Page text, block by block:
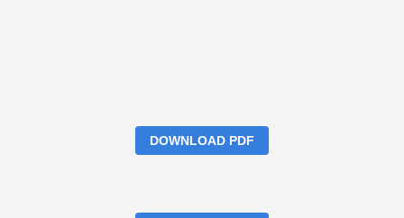
DOWNLOAD PDF